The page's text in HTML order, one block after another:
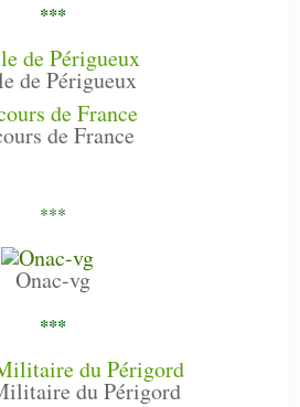
***
de Périgueux
de France
***
Onac-vg
***
du Périgord